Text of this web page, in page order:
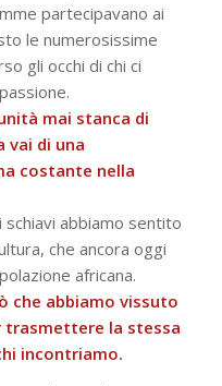
partecipavano ai
le numerosissime
gli occhi di chi ci
mai stanca di
vai di una
costante nella
abbiamo sentito
che ancora oggi
africana.
che abbiamo vissuto
la stessa
incontriamo.